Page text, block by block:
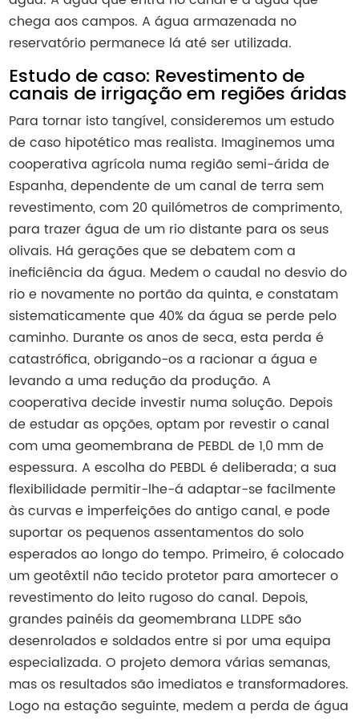
chega aos campos. A água armazenada no
reservatório permanece lá até ser utilizada.
Estudo de caso: Revestimento de
canais de irrigação em regiões áridas
Para tornar isto tangível, consideremos um estudo
de caso hipotético mas realista. Imaginemos uma
cooperativa agrícola numa região semi-árida de
Espanha, dependente de um canal de terra sem
revestimento, com 20 quilómetros de comprimento,
para trazer água de um rio distante para os seus
olivais. Há gerações que se debatem com a
ineficiência da água. Medem o caudal no desvio do
rio e novamente no portão da quinta, e constatam
sistematicamente que 40% da água se perde pelo
caminho. Durante os anos de seca, esta perda é
catastrófica, obrigando-os a racionar a água e
levando a uma redução da produção. A
cooperativa decide investir numa solução. Depois
de estudar as opções, optam por revestir o canal
com uma geomembrana de PEBDL de 1,0 mm de
espessura. A escolha do PEBDL é deliberada; a sua
flexibilidade permitir-lhe-á adaptar-se facilmente
às curvas e imperfeições do antigo canal, e pode
suportar os pequenos assentamentos do solo
esperados ao longo do tempo. Primeiro, é colocado
um geotêxtil não tecido protetor para amortecer o
revestimento do leito rugoso do canal. Depois,
grandes painéis da geomembrana LLDPE são
desenrolados e soldados entre si por uma equipa
especializada. O projeto demora várias semanas,
mas os resultados são imediatos e transformadores.
Logo na estação seguinte, medem a perda de água